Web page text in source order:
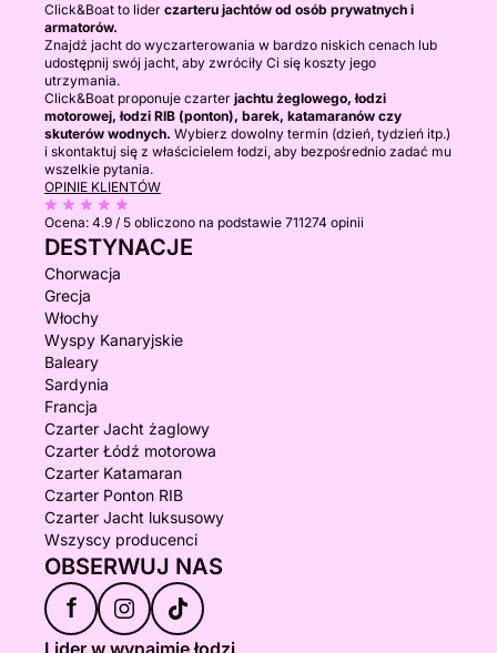
Click&Boat to lider czarteru jachtów od osób prywatnych i
armatorów.
Znajdź jacht do wyczarterowania w bardzo niskich cenach lub
udostępnij swój jacht, aby zwróciły Ci się koszty jego
utrzymania.
Click&Boat proponuje czarter jachtu żeglowego, łodzi
motorowej, łodzi RIB (ponton), barek, katamaranów czy
skuterów wodnych. Wybierz dowolny termin (dzień, tydzień itp.)
i skontaktuj się z właścicielem łodzi, aby bezpośrednio zadać mu
wszelkie pytania.
OPINIE KLIENTÓW
Ocena: 4.9 / 5 obliczono na podstawie 711274 opinii
DESTYNACJE
Chorwacja
Grecja
Włochy
Wyspy Kanaryjskie
Baleary
Sardynia
Francja
Czarter Jacht żaglowy
Czarter Łódź motorowa
Czarter Katamaran
Czarter Ponton RIB
Czarter Jacht luksusowy
Wszyscy producenci
OBSERWUJ NAS
f
Lider w wynajmie łodzi